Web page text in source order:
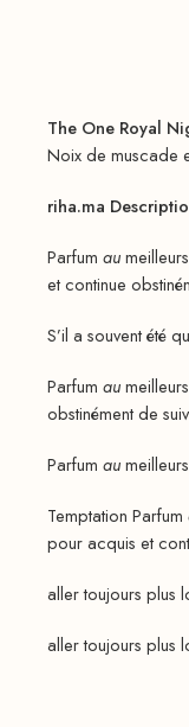
The One Royal
Noix de muscade
riha.ma
Parfum aumeilleurs
et continue
S’il a souvent été
Parfum aumeilleurs
obstinément de
Parfum aumeilleurs
Temptation Parfum
pour acquis et
aller toujours plus
aller toujours plus